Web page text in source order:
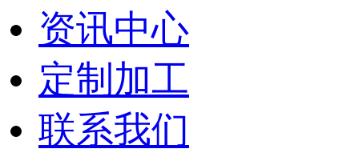
资讯中心
定制加工
联系我们